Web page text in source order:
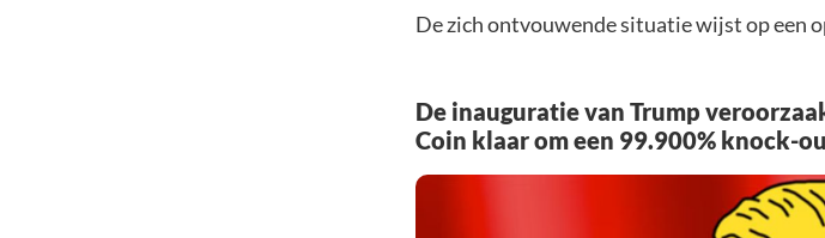
De zich ontvouwende situatie wijst op een
De inauguratie van Trump
Coin klaar om een 99.900% knock-